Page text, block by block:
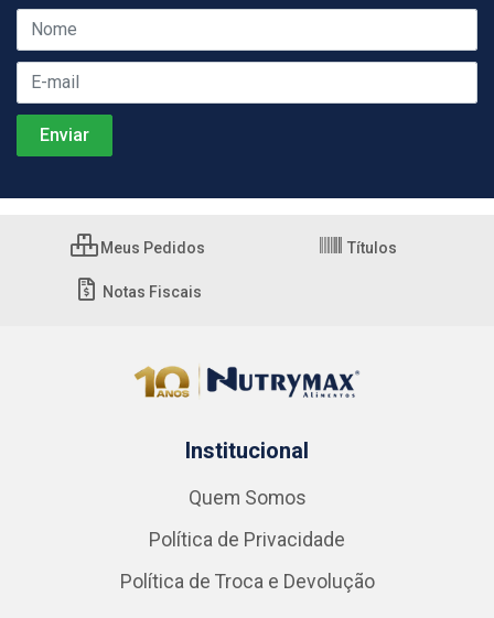
Meus Pedidos Títulos
Notas Fiscais
Institucional
Quem Somos
Política de Privacidade
Política de Troca e Devolução